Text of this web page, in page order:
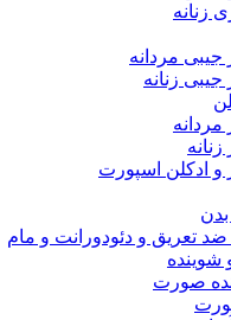
زنانه
مردانه
زنانه
ادکلن اسپورت
تعریق و دئودورانت و مام
شوینده
صورت